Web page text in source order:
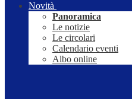
Novità
Panoramica
Le notizie
Le circolari
Calendario eventi
Albo online